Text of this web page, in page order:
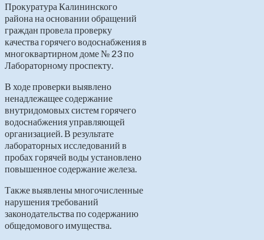
Прокуратура Калининского
района на основании обращений
граждан провела проверку
качества горячего водоснабжения в
многоквартирном доме № 23 по
Лабораторному проспекту.
В ходе проверки выявлено
ненадлежащее содержание
внутридомовых систем горячего
водоснабжения управляющей
организацией. В результате
лабораторных исследований в
пробах горячей воды установлено
повышенное содержание железа.
Также выявлены многочисленные
нарушения требований
законодательства по содержанию
общедомового имущества.